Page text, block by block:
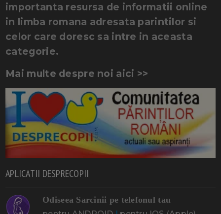
importanta resursa de informatii online
in limba romana adresata parintilor si
celor care doresc sa intre in aceasta
categorie.
Mai multe despre noi aici >>
APLICATII DESPRECOPII
Odiseea Sarcinii pe telefonul tau